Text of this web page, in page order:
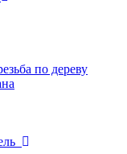
по дереву